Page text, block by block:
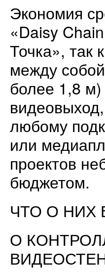
Экономия
«Daisy
Точка», так
между
более 1,8 м)
любому
или
проектов
бюджетом.
ЧТО О НИХ
О